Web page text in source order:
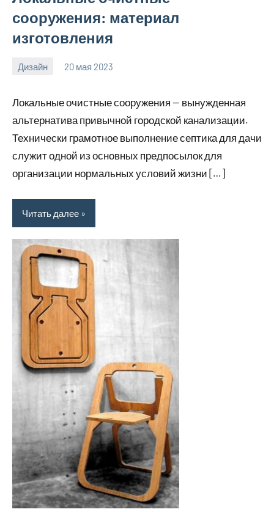
сооружения: материал
изготовления
Дизайн 20 мая 2023
home_teplo_r
Нет
Локальные очистные сооружения — вынужденная
альтернатива привычной городской канализации.
Технически грамотное выполнение септика для дачи
служит одной из основных предпосылок для
организации нормальных условий жизни […]
Читать далее